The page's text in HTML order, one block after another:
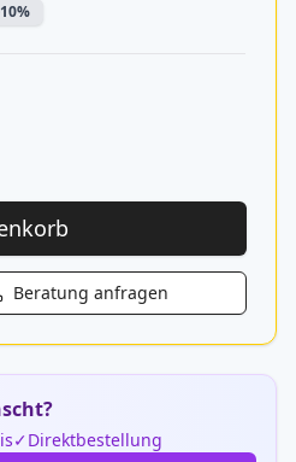
Beratung anfragen
Direktbestellung